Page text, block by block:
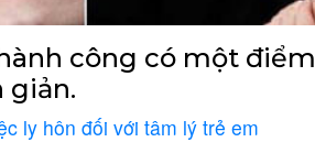
công có một
giản.
ly hôn đối với tâm lý trẻ em